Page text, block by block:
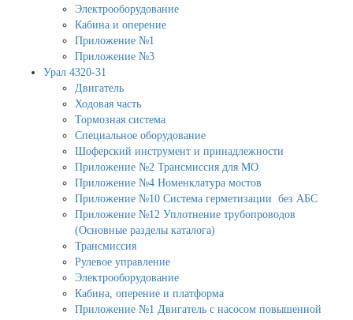
Электрооборудование
Кабина и оперение
Приложение №1
Приложение №3
Урал 4320-31
Двигатель
Ходовая часть
Тормозная система
Специальное оборудование
Шоферский инструмент и принадлежности
Приложение №2 Трансмиссия для МО
Приложение №4 Номенклатура мостов
Приложение №10 Система герметизации без АБС
Приложение №12 Уплотнение трубопроводов
(Основные разделы каталога)
Трансмиссия
Рулевое управление
Электрооборудование
Кабина, оперение и платформа
Приложение №1 Двигатель с насосом повышенной